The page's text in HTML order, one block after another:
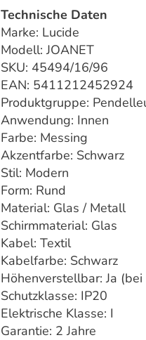
Technische Daten
Marke: Lucide
Modell: JOANET
SKU: 45494/16/96
EAN: 5411212452924
Produktgruppe:
Anwendung: Innen
Farbe: Messing
Akzentfarbe: Schwarz
Stil: Modern
Form: Rund
Material: Glas / Metall
Schirmmaterial: Glas
Kabel: Textil
Kabelfarbe: Schwarz
Höhenverstellbar: Ja
Schutzklasse: IP20
Elektrische Klasse: I
Garantie: 2 Jahre